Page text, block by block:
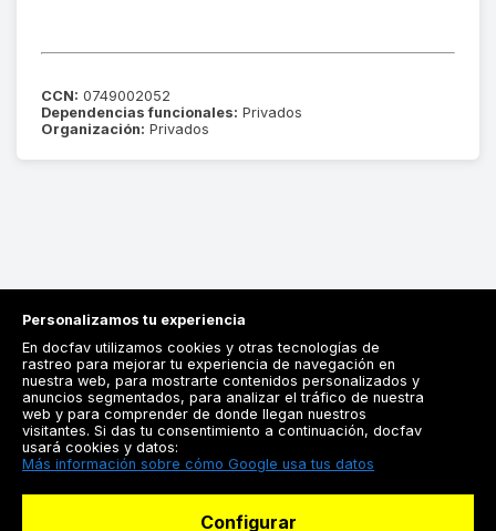
CCN: 0749002052
Dependencias funcionales: Privados
Organización: Privados
Registrarse
Docfav
Personalizamos tu experiencia
En docfav utilizamos cookies y otras tecnologías de
rastreo para mejorar tu experiencia de navegación en
nuestra web, para mostrarte contenidos personalizados y
anuncios segmentados, para analizar el tráfico de nuestra
web y para comprender de donde llegan nuestros
visitantes. Si das tu consentimiento a continuación, docfav
usará cookies y datos:
Más información sobre cómo Google usa tus datos
Configurar